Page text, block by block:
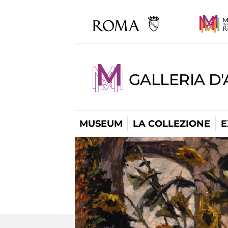
GALLERIA
MUSEUM LA COLLEZIONE